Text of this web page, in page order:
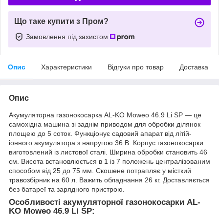
Що таке купити з Пром?
Замовлення під захистом
Опис Характеристики Відгуки про товар Доставка
Опис
Акумуляторна газонокосарка AL-KO Moweo 46.9 Li SP — це
самохідна машина зі заднім приводом для обробки ділянок
площею до 5 соток. Функціонує садовий апарат від літій-
іонного акумулятора з напругою 36 В. Корпус газонокосарки
виготовлений із листової сталі. Ширина обробки становить 46
см. Висота встановлюється в 1 із 7 положень централізованим
способом від 25 до 75 мм. Скошене потрапляє у місткий
травозбірник на 60 л. Важить обладнання 26 кг. Доставляється
без батареї та зарядного пристрою.
Особливості акумуляторної газонокосарки AL-
KO Moweo 46.9 Li SP: